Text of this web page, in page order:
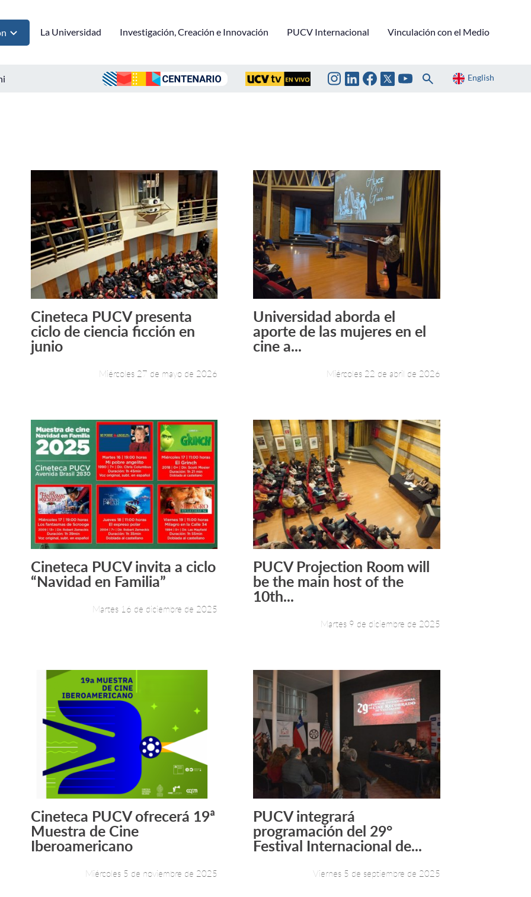
La Universidad Investigación, Creación e Innovación PUCV Internacional Vinculación con el Medio
English
Leer más +
Cineteca PUCV presenta
ciclo de ciencia ficción en
junio
Miércoles 27 de mayo de 2026
Leer más +
Universidad aborda el
aporte de las mujeres en el
cine a...
Miércoles 22 de abril de 2026
Leer más +
Cineteca PUCV invita a ciclo
“Navidad en Familia”
Martes 16 de diciembre de 2025
Leer más +
PUCV Projection Room will
be the main host of the
10th...
Martes 9 de diciembre de 2025
Leer más +
Cineteca PUCV ofrecerá 19ª
Muestra de Cine
Iberoamericano
Miércoles 5 de noviembre de 2025
Leer más +
PUCV integrará
programación del 29°
Festival Internacional de...
Viernes 5 de septiembre de 2025